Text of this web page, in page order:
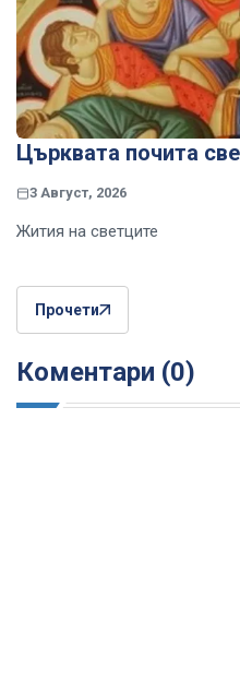
Църквата почита
3 Август, 2026
Жития на светците
Прочети
Коментари (0)